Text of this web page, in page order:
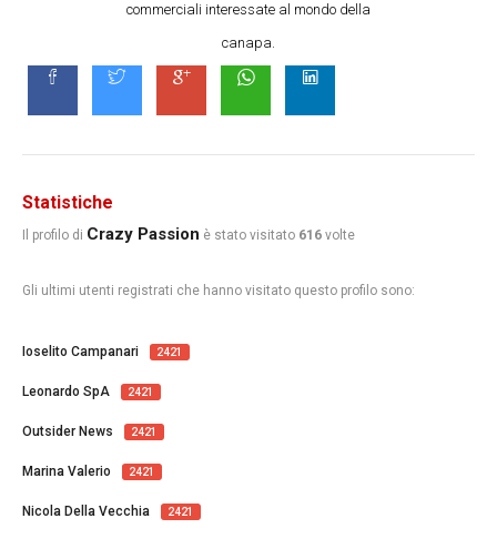
commerciali interessate al mondo della
canapa.
Statistiche
Il profilo di Crazy Passion è stato visitato 616 volte
Gli ultimi utenti registrati che hanno visitato questo profilo sono:
Ioselito Campanari 2421
Leonardo SpA 2421
Outsider News 2421
Marina Valerio 2421
Nicola Della Vecchia 2421